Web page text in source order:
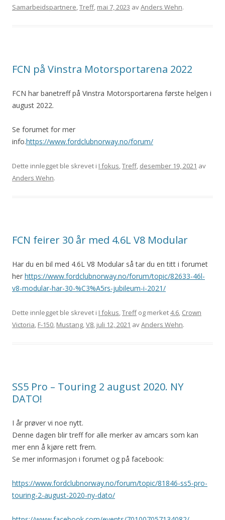
Samarbeidspartnere,Treff, mai 7, 2023 avAnders Wehn.
FCN på Vinstra Motorsportarena 2022
FCN har banetreff på Vinstra Motorsportarena første helgen i
august 2022.
Se forumet for mer
info.https://www.fordclubnorway.no/forum/
Dette innlegget ble skrevet i I fokus,Treff, desember 19, 2021 av
Anders Wehn.
FCN feirer 30 år med 4.6L V8 Modular
Har du en bil med 4.6L V8 Modular så tar du en titt i forumet
her https://www.fordclubnorway.no/forum/topic/82633-46l-
v8-modular-har-30-%C3%A5rs-jubileum-i-2021/
Dette innlegget ble skrevet i I fokus,Treffog merket4.6, Crown
Victoria, F-150, Mustang,V8, juli 12, 2021 avAnders Wehn.
SS5 Pro – Touring 2 august 2020. NY
DATO!
I år prøver vi noe nytt.
Denne dagen blir treff for alle merker av amcars som kan
mer enn å kjøre rett frem.
Se mer informasjon i forumet og på facebook:
https://www.fordclubnorway.no/forum/topic/81846-ss5-pro-
touring-2-august-2020-ny-dato/